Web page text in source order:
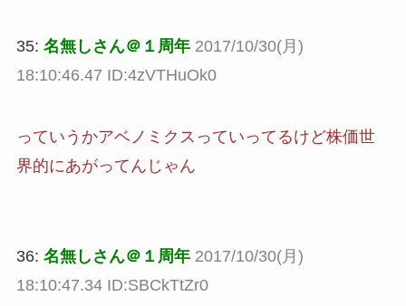
35: 名無しさん＠１周年 2017/10/30(月)
18:10:46.47 ID:4zVTHuOk0
っていうかアベノミクスっていってるけど株価世
界的にあがってんじゃん
36: 名無しさん＠１周年 2017/10/30(月)
18:10:47.34 ID:SBCkTtZr0